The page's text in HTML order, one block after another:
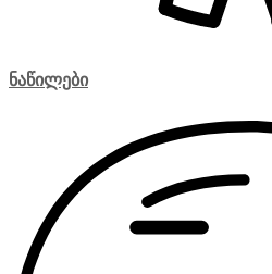
ნაწილები